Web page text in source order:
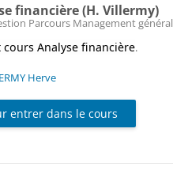
financière (H. Villermy)
Parcours Management général
cours Analyse financière.
Herve
entrer dans le cours